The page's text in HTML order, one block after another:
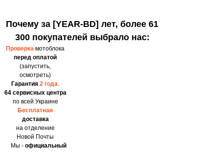
Почему за [YEAR-BD] лет, более 61
300 покупателей выбрало нас:
Проверка мотоблока
перед оплатой
(запустить,
осмотреть)
Гарантия 2 года.
64 сервисных центра
по всей Украине
Бесплатная
доставка
на отделение
Новой Почты
Мы - официальный